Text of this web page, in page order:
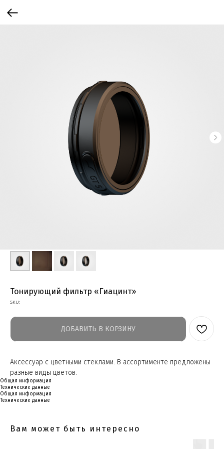
Тонирующий фильтр «Гиацинт»
SKU:
ДОБАВИТЬ В КОРЗИНУ
Аксессуар с цветными стеклами. В ассортименте предложены
разные виды цветов.
Общая информация
Технические данные
Общая информация
Технические данные
Вам может быть интересно